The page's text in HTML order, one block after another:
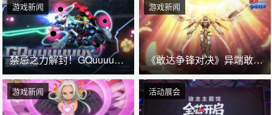
禁忌之力解封！GQuuuuuuX正式降临万代《敢达决战》！
游戏新闻
《敢达争锋对决》异端敢达金色机天照正式参战 双形态演绎空中战技
游戏新闻
游戏新闻 活动展会